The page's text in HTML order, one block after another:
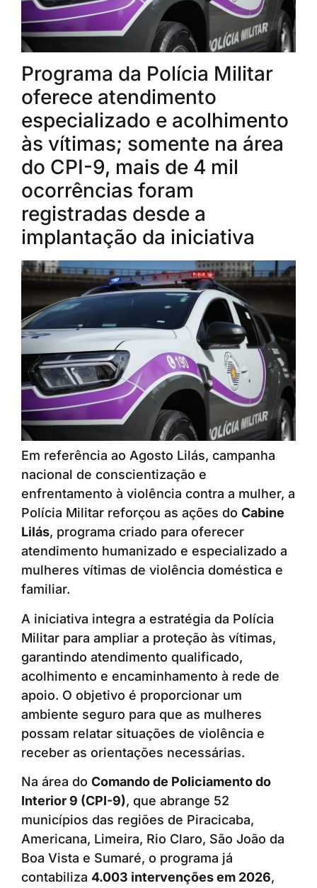
Programa da Polícia Militar
oferece atendimento
especializado e acolhimento
às vítimas; somente na área
do CPI-9, mais de 4 mil
ocorrências foram
registradas desde a
implantação da iniciativa
Em referência ao Agosto Lilás, campanha
nacional de conscientização e
enfrentamento à violência contra a mulher, a
Polícia Militar reforçou as ações do Cabine
Lilás, programa criado para oferecer
atendimento humanizado e especializado a
mulheres vítimas de violência doméstica e
familiar.
A iniciativa integra a estratégia da Polícia
Militar para ampliar a proteção às vítimas,
garantindo atendimento qualificado,
acolhimento e encaminhamento à rede de
apoio. O objetivo é proporcionar um
ambiente seguro para que as mulheres
possam relatar situações de violência e
receber as orientações necessárias.
Na área do Comando de Policiamento do
Interior 9 (CPI-9), que abrange 52
municípios das regiões de Piracicaba,
Americana, Limeira, Rio Claro, São João da
Boa Vista e Sumaré, o programa já
contabiliza 4.003 intervenções em 2026,